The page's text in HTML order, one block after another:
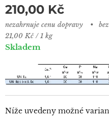
210,00 Kč
nezahrnuje cenu dopravy
21,00 Kč / 1 kg
Skladem
Níže uvedeny možné